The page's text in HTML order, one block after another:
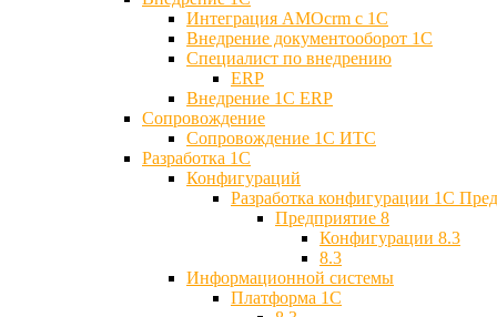
Интеграция AMOcrm с 1C
Внедрение документооборот 1С
Специалист по внедрению
ERP
Внедрение 1С ERP
Cопровождение
Cопровождение 1С ИТС
Разработка 1C
Конфигураций
Разработка конфигурации 1С
Предприятие 8
Конфигурации 8.3
8.3
Информационной системы
Платформа 1С